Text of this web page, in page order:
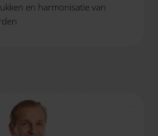
en harmonisatie van